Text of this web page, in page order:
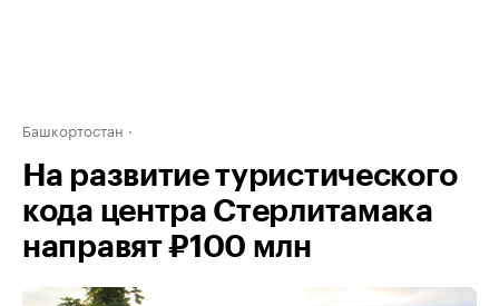
Башкортостан
На развитие туристического
кода центра Стерлитамака
направят ₽100 млн